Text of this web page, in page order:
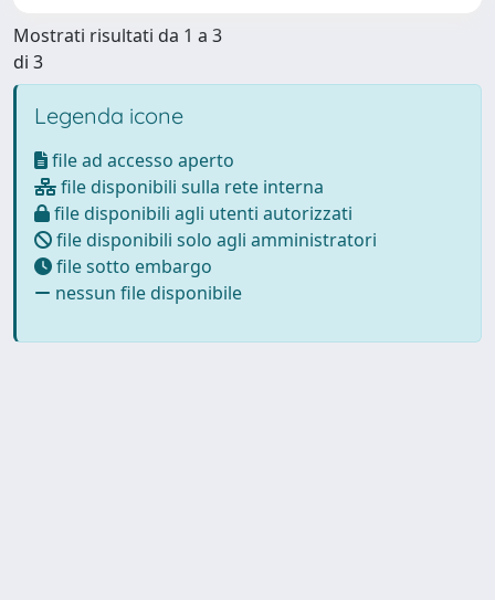
Mostrati risultati da 1 a 3
di 3
Legenda icone
file ad accesso aperto
file disponibili sulla rete interna
file disponibili agli utenti autorizzati
file disponibili solo agli amministratori
file sotto embargo
nessun file disponibile